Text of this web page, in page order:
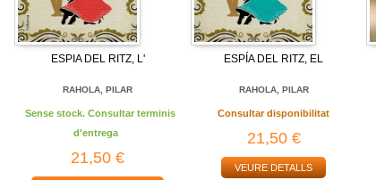
ESPIA DEL RITZ, L'
RAHOLA, PILAR
Sense stock. Consultar terminis
d'entrega
21,50 €
ESPÍA DEL RITZ, EL
RAHOLA, PILAR
Consultar disponibilitat
21,50 €
VEURE DETALLS